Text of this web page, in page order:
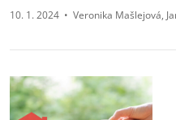
10. 1. 2024 • Veronika Mašlejová